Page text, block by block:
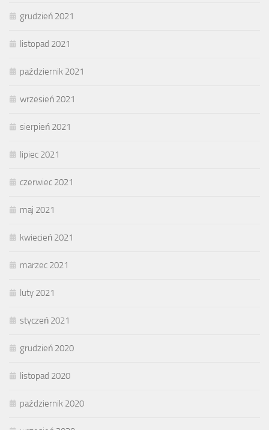
grudzień 2021
listopad 2021
październik 2021
wrzesień 2021
sierpień 2021
lipiec 2021
czerwiec 2021
maj 2021
kwiecień 2021
marzec 2021
luty 2021
styczeń 2021
grudzień 2020
listopad 2020
październik 2020